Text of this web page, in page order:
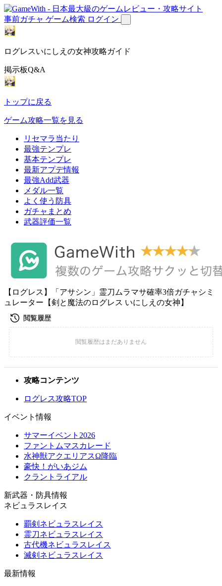
事前ガチャ ゲーム検索 ログイン
ログレスいにしえの女神攻略ガイド
掲示板Q&A
トップに戻る
ゲーム攻略一覧を見る
リセマラ当たり
最強テンプレ
基本テンプレ
最新アプデ情報
最強Add武器
メダル一覧
よく使う防具
ガチャまとめ
武器評価一覧
【ログレス】「アサシン」霊刀ムラマサ確率3倍ガチャシミ
ュレーター【剣と魔法のログレス いにしえの女神】
攻略コンテンツ
ログレス攻略TOP
イベント情報
サマーイベント2026
ファントムマスカレード
水神獣アクエリアスΩ降臨
豪快！がいあジム
クラントライアル
新武器・防具情報
ネビュラスレイス
覇剣ネビュラスレイス
霊刀ネビュラスレイス
古代機ネビュラスレイス
滅剣ネビュラスレイス
最新情報